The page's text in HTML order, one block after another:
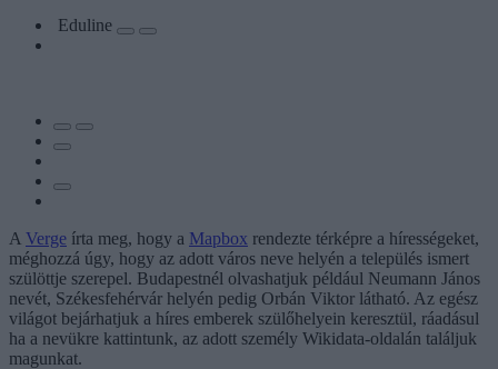
Eduline
A Verge írta meg, hogy a Mapbox rendezte térképre a hírességeket,
méghozzá úgy, hogy az adott város neve helyén a település ismert
szülöttje szerepel. Budapestnél olvashatjuk például Neumann János
nevét, Székesfehérvár helyén pedig Orbán Viktor látható. Az egész
világot bejárhatjuk a híres emberek szülőhelyein keresztül, ráadásul
ha a nevükre kattintunk, az adott személy Wikidata-oldalán találjuk
magunkat.